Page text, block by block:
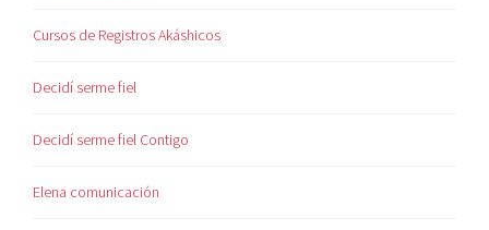
Cursos de Registros Akáshicos
Decidí serme fiel
Decidí serme fiel Contigo
Elena comunicación